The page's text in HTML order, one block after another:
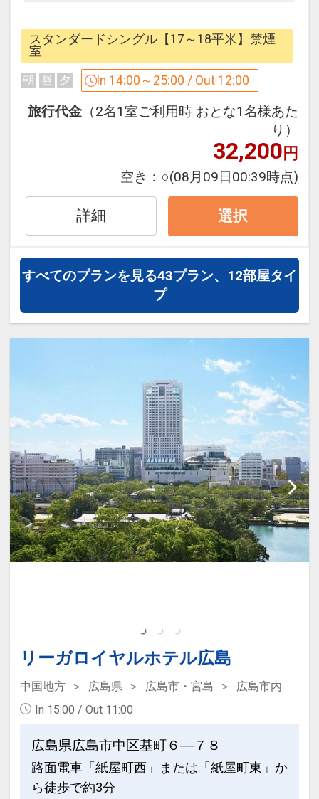
のお部屋に追加でベッド（102ｃｍ×188
ｃｍ）を1台ご用意いたします。
お部屋はシングルルームのため狭いです
が、シングルベッド2台ですのでお一人
さま1台ずつご利用いただけます。
また装備品も他のスタンダードルームと
変わりませんのでご安心くださいませ。
お部屋がシングルルームと同じ18平米と
小さめの為、リーズナブルな価格でご提
価格にこだわるお客さまにおすすめで
す。
★・・・・・・★・・・・・・
★・・・・・・★・・・・・・★・・・
・ミネラルウォーターお一人さま1本無
料提供
・全室Ｗi-Ｆi・有線ＬＡＮインターネッ
ト接続無料
・全室ズボンプレッサー完備
・空気清浄機完備
【館 内】
・チェックアウトゆとりの12：00
■1階インフォメーションセンター
館内情報をはじめ、広島の観光やグルメ
情報など、地域の魅力を発信し、ゲスト
からの様々な問合せにお応えします。
・ＰＣコーナー（無料7：00～24：00）
7：00～24：00）
・広島ゆかりの書籍閲覧（日本語・外国
語）
スタンダードシングル【17～18平米】禁煙
室
朝 昼 夕 In 14:00～25:00 / Out 12:00
旅行代金 （2名1室ご利用時 おとな1名様あた
り）
32,200円
空き： ○(08月09日00:39時点)
詳細 選択
すべてのプランを見る43プラン、12部屋タイ
プ
リーガロイヤルホテル広島
中国地方 広島県 広島市・宮島
広島市内
In 15:00 / Out 11:00
広島県広島市中区基町６―７８
路面電車「紙屋町西」または「紙屋町東」か
ら徒歩で約3分